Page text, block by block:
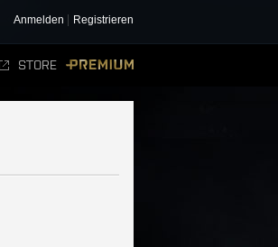
Anmelden Registrieren
STORE